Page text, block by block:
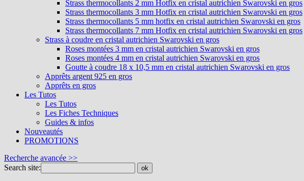
Strass thermocollants 2 mm Hotfix en cristal autrichien Swarovski en gros
Strass thermocollants 3 mm Hotfix en cristal autrichien Swarovski en gros
Strass thermocollants 5 mm hotfix en cristal autrichien Swarovski en gros
Strass thermocollants 7 mm Hotfix en cristal autrichien Swarovski en gros
Strass à coudre en cristal autrichien Swarovski en gros
Roses montées 3 mm en cristal autrichien Swarovski en gros
Roses montées 4 mm en cristal autrichien Swarovski en gros
Goutte à coudre 18 x 10,5 mm en cristal autrichien Swarovski en gros
Apprêts argent 925 en gros
Apprêts en gros
Les Tutos
Les Tutos
Les Fiches Techniques
Guides & infos
Nouveautés
PROMOTIONS
Recherche avancée >>
Search site:
ok